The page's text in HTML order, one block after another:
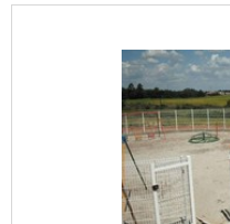
utilizados: Casas; Estabelecimentos; Empresas;